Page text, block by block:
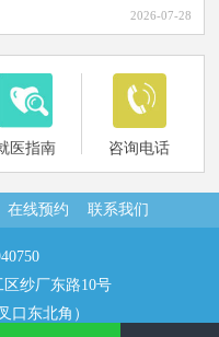
2026-07-28
医指南 咨询电话
在线预约 联系我们
纱厂东路10号
口东北角）